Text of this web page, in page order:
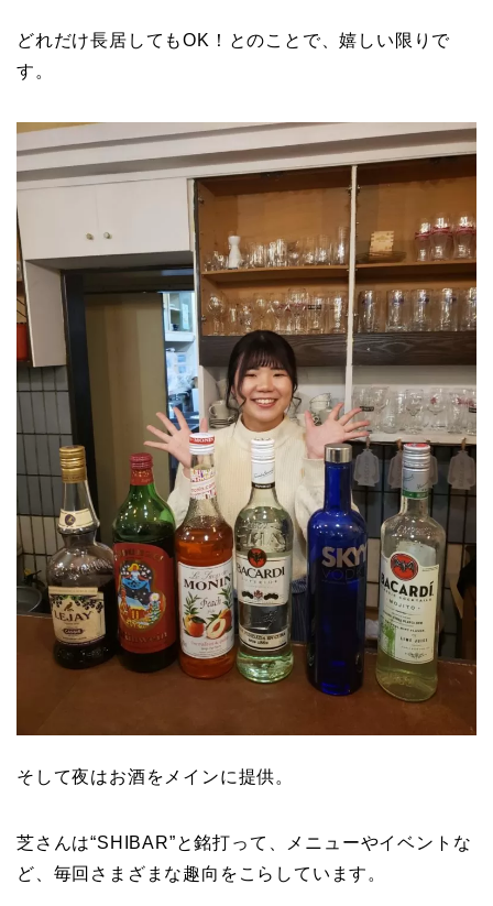
どれだけ長居してもOK！とのことで、嬉しい限りで
す。
そして夜はお酒をメインに提供。
芝さんは“SHIBAR”と銘打って、メニューやイベントな
ど、毎回さまざまな趣向をこらしています。